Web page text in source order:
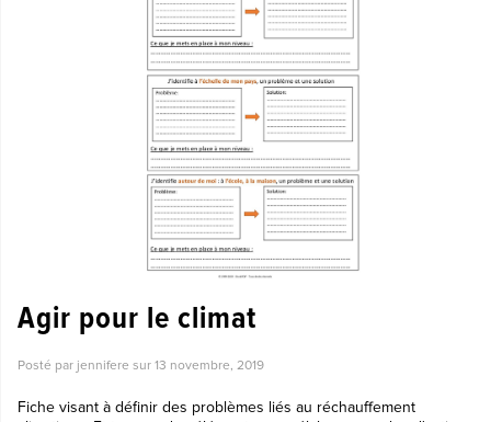
Agir pour le climat
Posté par jennifere sur 13 novembre, 2019
Fiche visant à définir des problèmes liés au réchauffement